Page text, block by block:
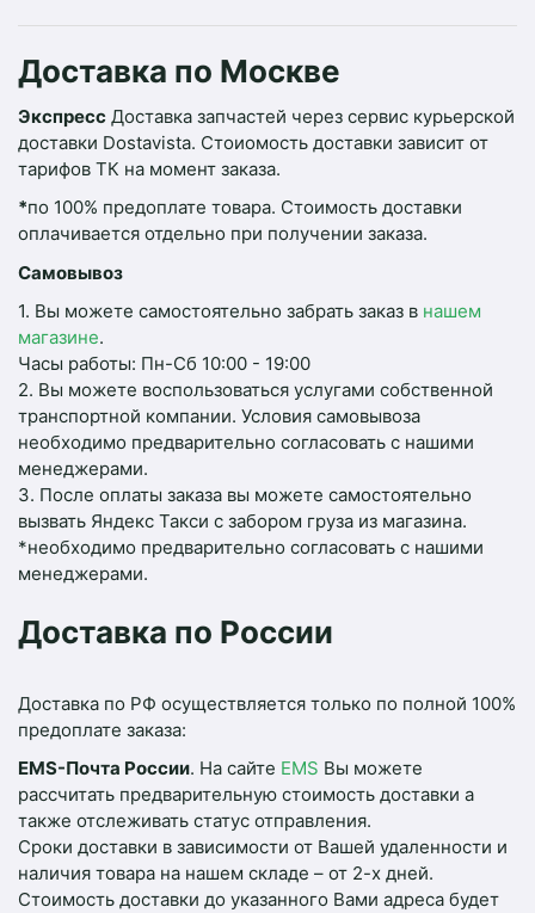
Доставка по Москве
Экспресс Доставка запчастей через сервис курьерской
доставки Dostavista. Стоиомость доставки зависит от
тарифов ТК на момент заказа.
*по 100% предоплате товара. Стоимость доставки
оплачивается отдельно при получении заказа.
Самовывоз
1. Вы можете самостоятельно забрать заказ в нашем
магазине.
Часы работы: Пн-Сб 10:00 - 19:00
2. Вы можете воспользоваться услугами собственной
транспортной компании. Условия самовывоза
необходимо предварительно согласовать с нашими
менеджерами.
3. После оплаты заказа вы можете самостоятельно
вызвать Яндекс Такси с забором груза из магазина.
*необходимо предварительно согласовать с нашими
менеджерами.
Доставка по России
Доставка по РФ осуществляется только по полной 100%
предоплате заказа:
EMS-Почта России. На сайте EMS Вы можете
рассчитать предварительную стоимость доставки а
также отслеживать статус отправления.
Сроки доставки в зависимости от Вашей удаленности и
наличия товара на нашем складе – от 2-х дней.
Стоимость доставки до указанного Вами адреса будет